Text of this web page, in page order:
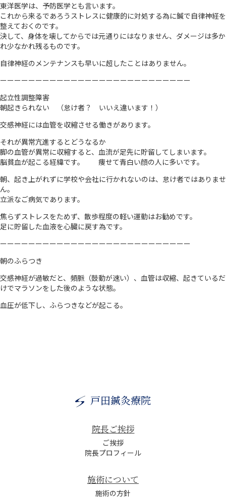
東洋医学は、予防医学とも言います。
これから来るであろうストレスに健康的に対処する為に鍼で自律神経を
整えておくのです。
決して、身体を壊してからでは元通りにはなりません、ダメージは多か
れ少なかれ残るものです。
自律神経のメンテナンスも早いに超したことはありません。
ーーーーーーーーーーーーーーーーーーーーーーーーーーー
起立性調整障害
朝起きられない （怠け者？ いいえ違います！）
交感神経には血管を収縮させる働きがあります。
それが異常亢進するとどうなるか
脚の血管が異常に収縮すると、血流が足先に貯留してしまいます。
脳貧血が起こる経緯です。 痩せて青白い顔の人に多いです。
朝、起き上がれずに学校や会社に行かれないのは、怠け者ではありませ
ん。
立派なご病気であります。
焦らずストレスをためず、散歩程度の軽い運動はお勧めです。
足に貯留した血液を心臓に戻す為です。
ーーーーーーーーーーーーーーーーーーーーーーーーーーー
朝のふらつき
交感神経が過敏だと、頻脈（鼓動が速い）、血管は収縮、起きているだ
けでマラソンをした後のような状態。
血圧が低下し、ふらつきなどが起こる。
戸田鍼灸療院
院長ご挨拶
ご挨拶
院長プロフィール
施術について
施術の方針